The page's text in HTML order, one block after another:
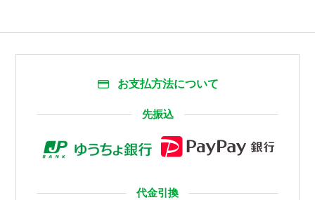
お支払方法について
先振込
代金引換